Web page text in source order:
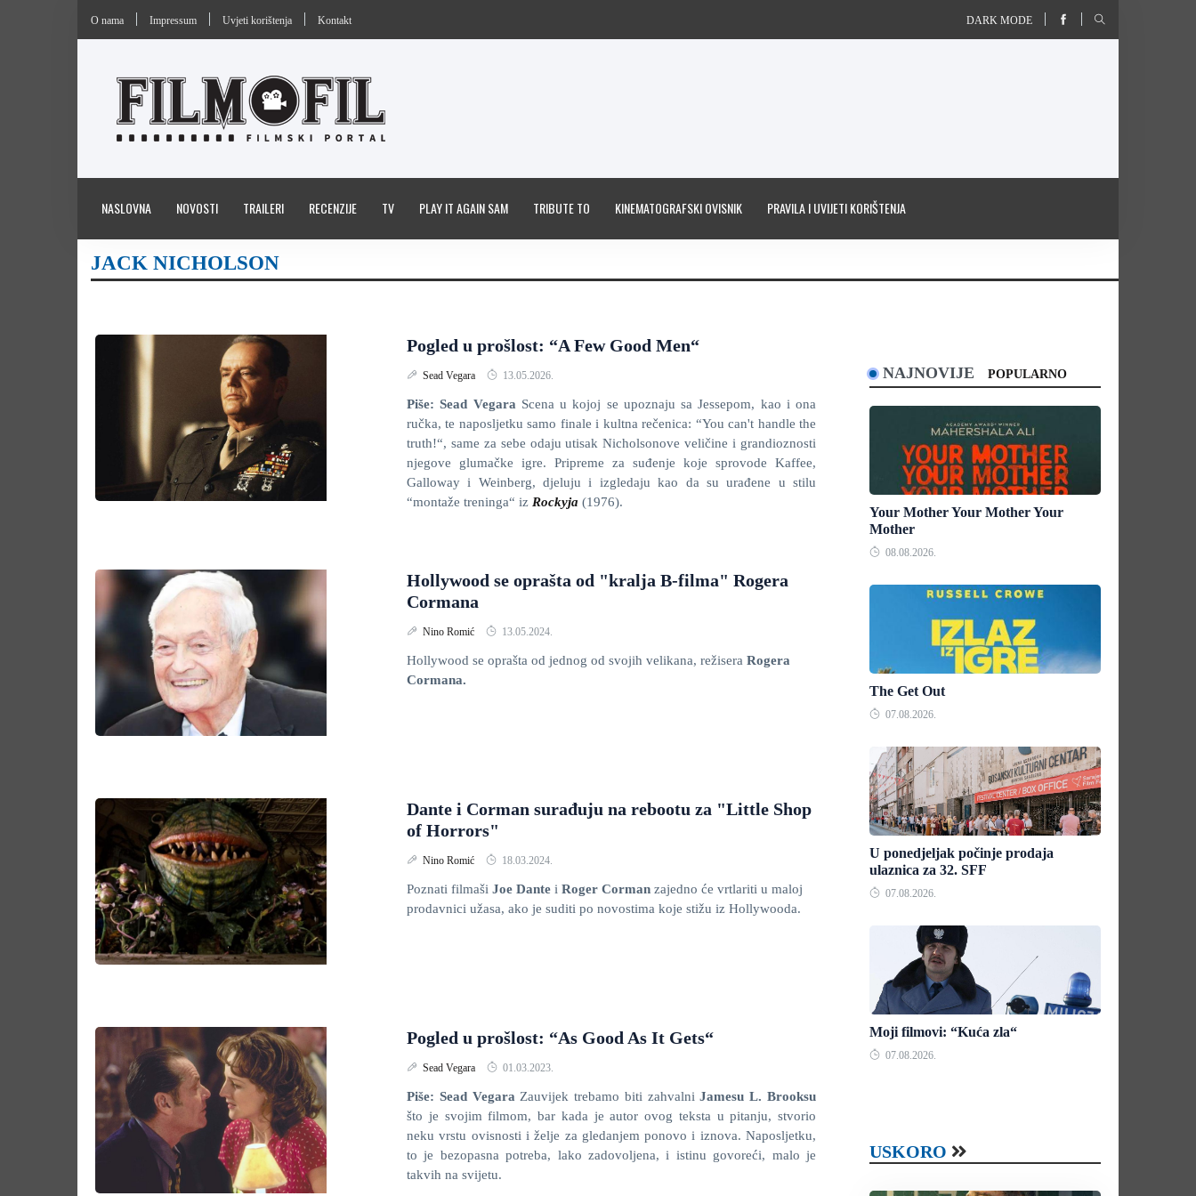
O nama Impressum Uvjeti korištenja Kontakt DARK MODE
NASLOVNA NOVOSTI TRAILERI RECENZIJE TV PLAY IT AGAIN SAM TRIBUTE TO KINEMATOGRAFSKI OVISNIK PRAVILA I UVIJETI KORIŠTENJA
JACK NICHOLSON
Pogled u prošlost: “A Few Good Men“
Sead Vegara 13.05.2026.
Piše: Sead Vegara Scena u kojoj se upoznaju sa Jessepom, kao i ona
ručka, te naposljetku samo finale i kultna rečenica: “You can't handle the
truth!“, same za sebe odaju utisak Nicholsonove veličine i grandioznosti
njegove glumačke igre. Pripreme za suđenje koje sprovode Kaffee,
Galloway i Weinberg, djeluju i izgledaju kao da su urađene u stilu
“montaže treninga“ iz Rockyja (1976).
Hollywood se oprašta od "kralja B-filma" Rogera
Cormana
Nino Romić 13.05.2024.
Hollywood se oprašta od jednog od svojih velikana, režisera Rogera
Cormana.
Dante i Corman surađuju na rebootu za "Little Shop
of Horrors"
Nino Romić 18.03.2024.
Poznati filmaši Joe Dante i Roger Corman zajedno će vrtlariti u maloj
prodavnici užasa, ako je suditi po novostima koje stižu iz Hollywooda.
Pogled u prošlost: “As Good As It Gets“
Sead Vegara 01.03.2023.
Piše: Sead Vegara Zauvijek trebamo biti zahvalni Jamesu L. Brooksu
što je svojim filmom, bar kada je autor ovog teksta u pitanju, stvorio
neku vrstu ovisnosti i želje za gledanjem ponovo i iznova. Naposljetku,
to je bezopasna potreba, lako zadovoljena, i istinu govoreći, malo je
takvih na svijetu.
NAJNOVIJE POPULARNO
Your Mother Your Mother Your
Mother
08.08.2026.
The Get Out
07.08.2026.
U ponedjeljak počinje prodaja
ulaznica za 32. SFF
07.08.2026.
Moji filmovi: “Kuća zla“
07.08.2026.
USKORO